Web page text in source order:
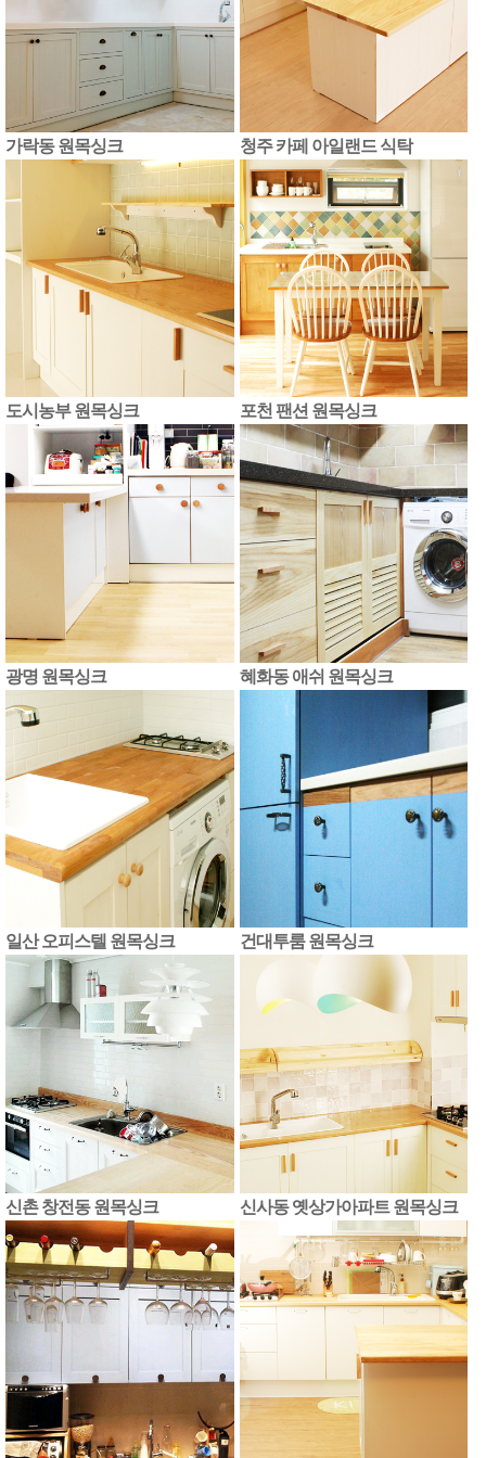
가락동 원목싱크 청주 카페 아일랜드 식탁
도시농부 원목싱크 포천 팬션 원목싱크
광명 원목싱크 혜화동 애쉬 원목싱크
일산 오피스텔 원목싱크 건대투룸 원목싱크
신촌 창전동 원목싱크 신사동 옛상가아파트 원목싱크